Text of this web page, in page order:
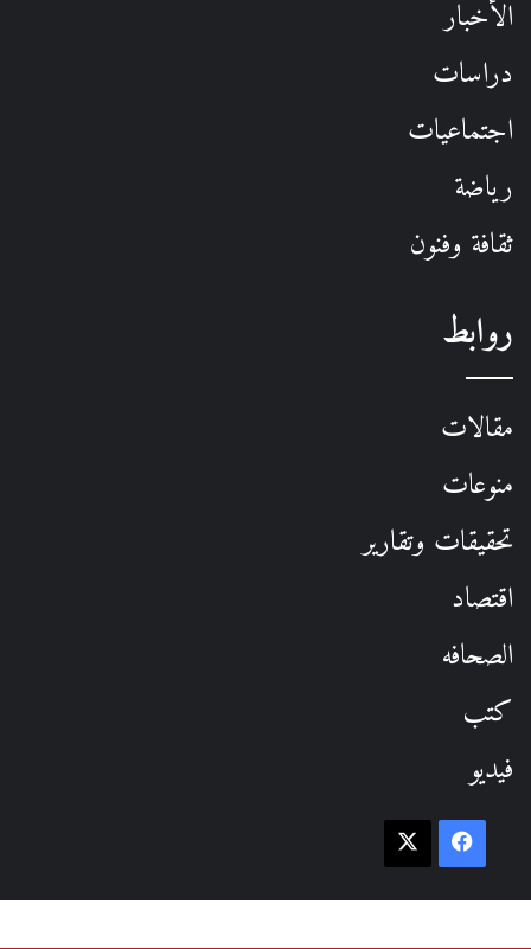
الأخبار
دراسات
اجتماعيات
رياضة
ثقافة وفنون
روابط
مقالات
منوعات
تحقيقات وتقارير
اقتصاد
الصحافه
كتب
فيديو
فيسبوك